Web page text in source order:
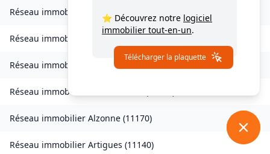
Réseau immobilier Villarzel-Cabardès 11600
Réseau immobilier
Réseau immobilier Alairac(
Réseau immobilier
Réseau immobilier Alzonne (11170)
Réseau immobilier Artigues (11140)
⭐ Découvrez notre logiciel
immobilier tout-en-un.
Télécharger la plaquette